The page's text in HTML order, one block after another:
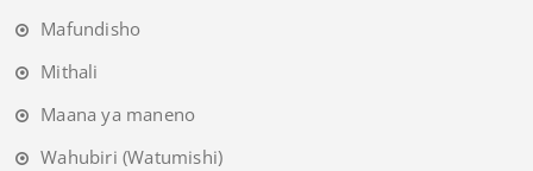
Mafundisho
Mithali
Maana ya maneno
Wahubiri (Watumishi)